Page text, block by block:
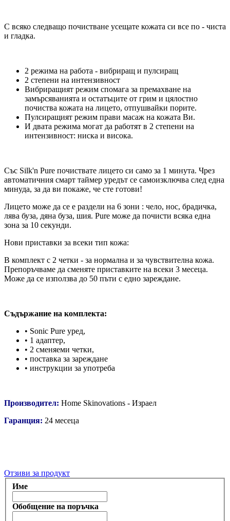
С всяко следващо почистване усещате кожата си все по - чиста
и гладка.
2 режима на работа - вибриращ и пулсиращ
2 степени на интензивност
Вибриращият режим спомага за премахване на
замърсяванията и остатъците от грим и цялостно
почиства кожата на лицето, отпушвайки порите.
Пулсиращият режим прави масаж на кожата Ви.
И двата режима могат да работят в 2 степени на
интензивност: ниска и висока.
Със Silk'n Pure почиствате лицето си само за 1 минута. Чрез
автоматичния смарт таймер уредът се самоизключва след една
минуда, за да ви покаже, че сте готови!
Лицето може да се e раздели на 6 зони : чело, нос, брадичка,
лява буза, дяна буза, шия. Pure може да почисти всяка една
зона за 10 секунди.
Нови приставки за всеки тип кожа:
В комплект с 2 четки - за нормална и за чувствителна кожа.
Препоръчваме да сменяте приставките на всеки 3 месеца.
Може да се използва до 50 пъти с едно зареждане.
Съдържание на комплекта:
• Sonic Pure уред,
• 1 адаптер,
• 2 сменяеми четки,
• поставка за зареждане
• инструкции за употреба
Производител: Home Skinovations - Израел
Гаранция: 24 месеца
Отзиви за продукт
Име
Обобщение на поръчка